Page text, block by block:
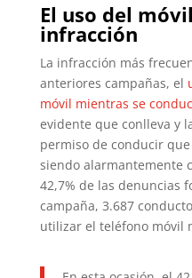
El uso del
infracción
La infracción más
anteriores campañas, el
móvil mientras se
evidente que conlleva y
permiso de conducir
siendo alarmantemente
42,7% de las denuncias
campaña, 3.687
utilizar el teléfono móvil